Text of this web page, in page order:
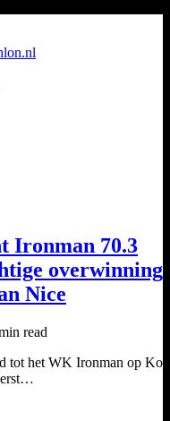
Ironman 70.3
overwinning
Nice
read
tot het WK Ironman op